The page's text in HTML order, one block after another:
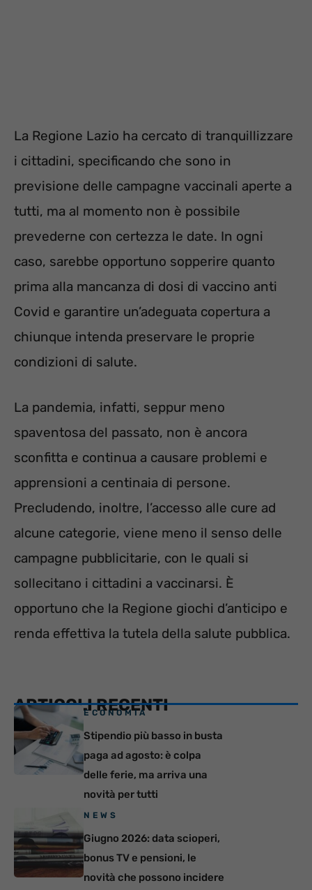
La Regione Lazio ha cercato di tranquillizzare
i cittadini, specificando che sono in
previsione delle campagne vaccinali aperte a
tutti, ma al momento non è possibile
prevederne con certezza le date. In ogni
caso, sarebbe opportuno sopperire quanto
prima alla mancanza di dosi di vaccino anti
Covid e garantire un’adeguata copertura a
chiunque intenda preservare le proprie
condizioni di salute.
La pandemia, infatti, seppur meno
spaventosa del passato, non è ancora
sconfitta e continua a causare problemi e
apprensioni a centinaia di persone.
Precludendo, inoltre, l’accesso alle cure ad
alcune categorie, viene meno il senso delle
campagne pubblicitarie, con le quali si
sollecitano i cittadini a vaccinarsi. È
opportuno che la Regione giochi d’anticipo e
renda effettiva la tutela della salute pubblica.
ARTICOLI RECENTI
ECONOMIA
Stipendio più basso in busta
paga ad agosto: è colpa
delle ferie, ma arriva una
novità per tutti
NEWS
Giugno 2026: data scioperi,
bonus TV e pensioni, le
novità che possono incidere